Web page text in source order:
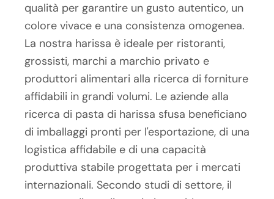
qualità per garantire un gusto autentico, un
colore vivace e una consistenza omogenea.
La nostra harissa è ideale per ristoranti,
grossisti, marchi a marchio privato e
produttori alimentari alla ricerca di forniture
affidabili in grandi volumi. Le aziende alla
ricerca di pasta di harissa sfusa beneficiano
di imballaggi pronti per l'esportazione, di una
logistica affidabile e di una capacità
produttiva stabile progettata per i mercati
internazionali. Secondo studi di settore, il